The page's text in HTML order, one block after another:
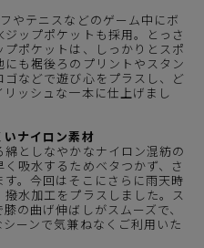
やテニスなどのゲーム中にボ
ップポケットも採用。とっさ
ポケットは、しっかりとスポ
も裾後ろのプリントやスタン
などで遊び心をプラスし、ど
ッシュな一本に仕上げまし
ナイロン素材
としなやかなナイロン混紡の
吸水するためベタつかず、さ
。今回はそこにさらに雨天時
水加工をプラスしました。ス
の曲げ伸ばしがスムーズで、
ーンで気兼ねなくご利用いた